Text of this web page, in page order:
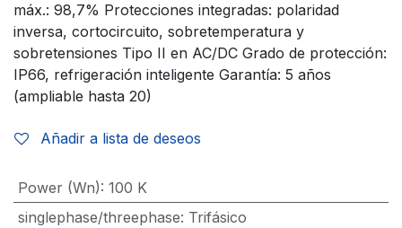
máx.: 98,7% Protecciones integradas: polaridad
inversa, cortocircuito, sobretemperatura y
sobretensiones Tipo II en AC/DC Grado de protección:
IP66, refrigeración inteligente Garantía: 5 años
(ampliable hasta 20)
Añadir a lista de deseos
Power (Wn): 100 K
singlephase/threephase: Trifásico